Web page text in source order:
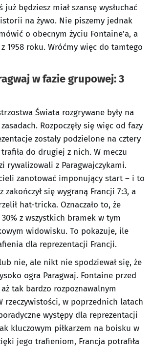
już będziesz miał szansę wysłuchać
na żywo. Nie piszemy jednak
o obecnym życiu Fontaine’a, a
1958 roku. Wróćmy więc do tamtego
w fazie grupowej: 3
Świata rozgrywane były na
Rozpoczęły się więc od fazy
zostały podzielone na cztery
do drugiej z nich. W meczu
rywalizowali z Paragwajczykami.
zanotować imponujący start – i to
zakończył się wygraną Francji 7:3, a
hat-tricka. Oznaczało to, że
30% z wszystkich bramek w tym
widowisku. To pokazuje, ile
dla reprezentacji Francji.
nie, ale nikt nie spodziewał się, że
ogra Paragwaj. Fontaine przed
tak bardzo rozpoznawalnym
rzeczywistości, w poprzednich latach
występy dla reprezentacji
kluczowym piłkarzem na boisku w
jego trafieniom, Francja potrafiła